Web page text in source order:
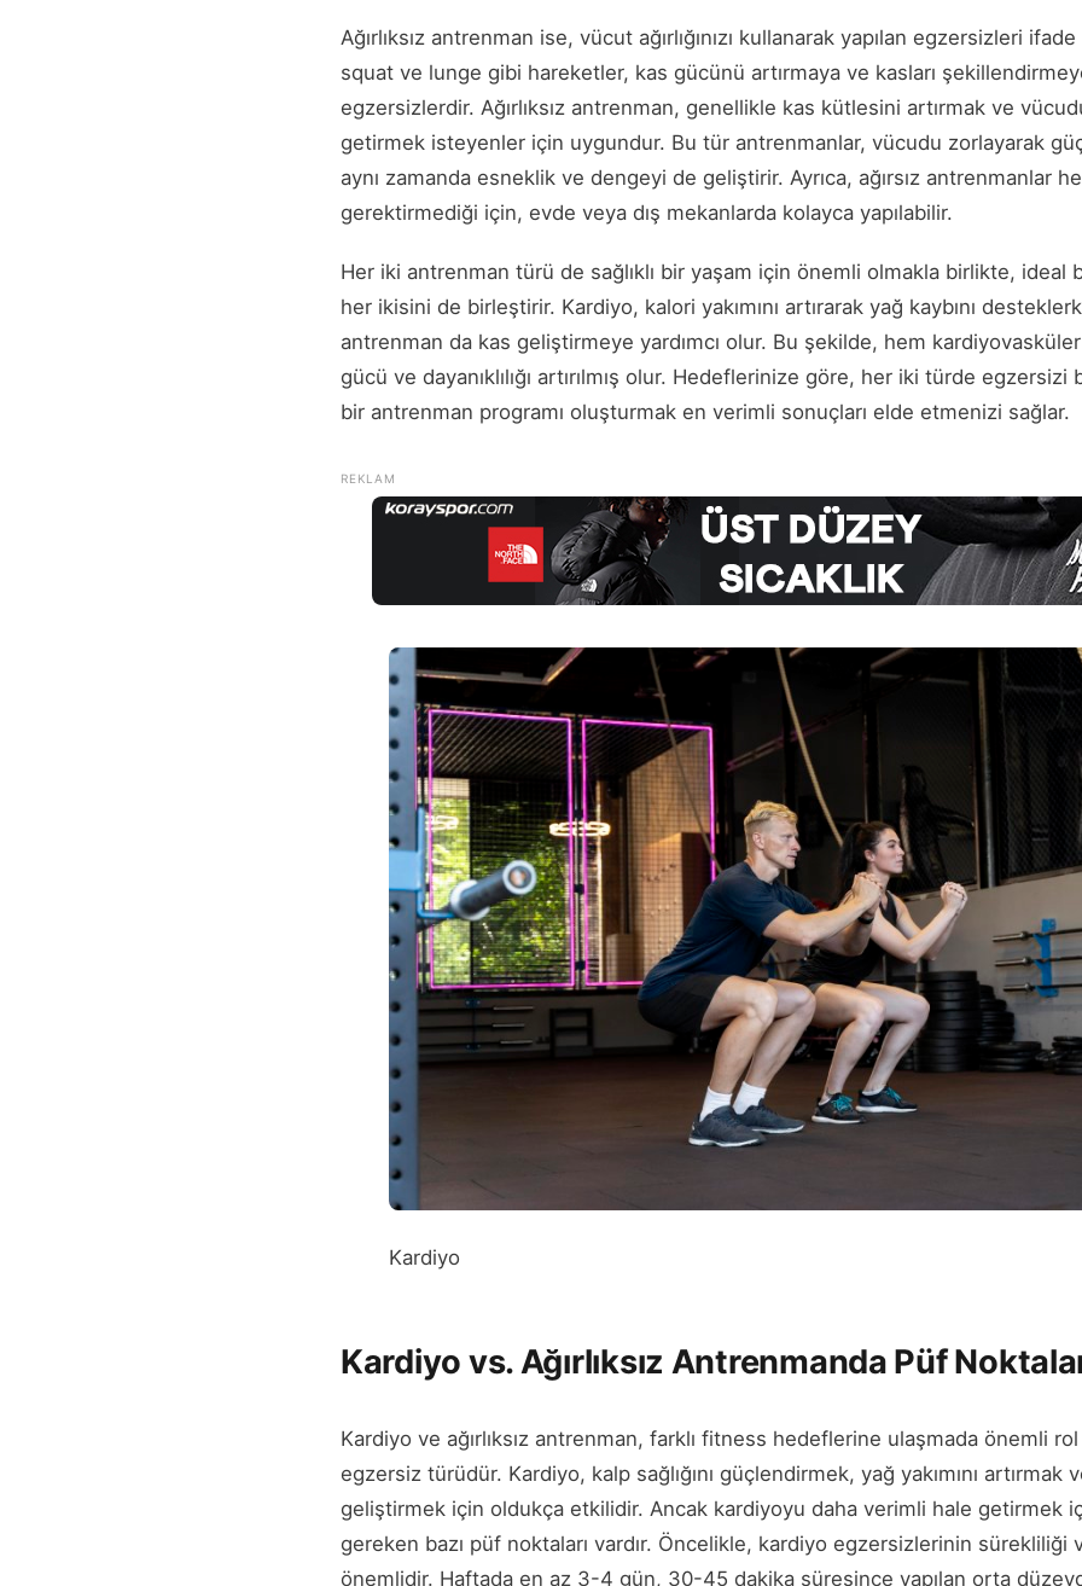
Ağırlıksız antrenman ise, vücut ağırlığınızı kullanarak yapılan egzersizleri
squat ve lunge gibi hareketler, kas gücünü artırmaya ve kasları
egzersizlerdir. Ağırlıksız antrenman, genellikle kas kütlesini artırmak ve
getirmek isteyenler için uygundur. Bu tür antrenmanlar, vücudu zorlayarak güç
aynı zamanda esneklik ve dengeyi de geliştirir. Ayrıca, ağırsız antrenmanlar
gerektirmediği için, evde veya dış mekanlarda kolayca yapılabilir.
Her iki antrenman türü de sağlıklı bir yaşam için önemli olmakla birlikte, ideal
her ikisini de birleştirir. Kardiyo, kalori yakımını artırarak yağ kaybını
antrenman da kas geliştirmeye yardımcı olur. Bu şekilde, hem
gücü ve dayanıklılığı artırılmış olur. Hedeflerinize göre, her iki türde
bir antrenman programı oluşturmak en verimli sonuçları elde etmenizi sağlar.
Kardiyo
Kardiyo vs. Ağırlıksız Antrenmanda Püf
Kardiyo ve ağırlıksız antrenman, farklı fitness hedeflerine ulaşmada önemli
egzersiz türüdür. Kardiyo, kalp sağlığını güçlendirmek, yağ yakımını artırmak ve
geliştirmek için oldukça etkilidir. Ancak kardiyoyu daha verimli hale getirmek
gereken bazı püf noktaları vardır. Öncelikle, kardiyo egzersizlerinin sürekliliği
önemlidir. Haftada en az 3-4 gün, 30-45 dakika süresince yapılan orta